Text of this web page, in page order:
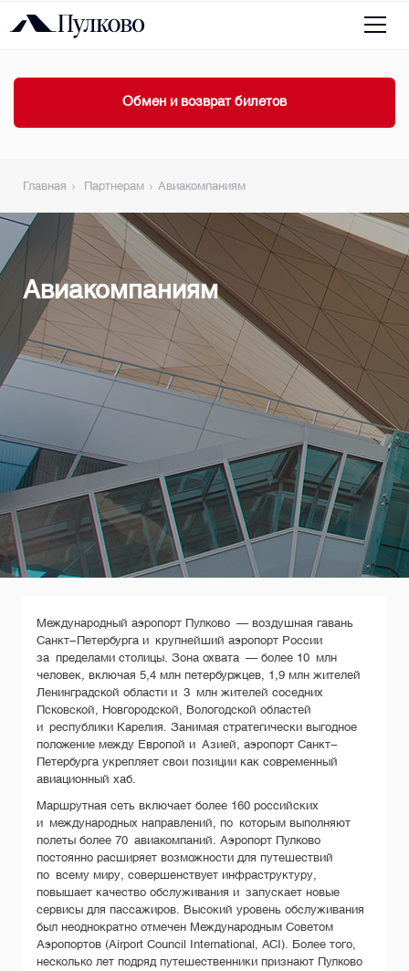
Обмен и возврат билетов
Главная Партнерам Авиакомпаниям
Авиакомпаниям
Международный аэропорт Пулково — воздушная гавань
Санкт-Петербурга и крупнейший аэропорт России
за пределами столицы. Зона охвата — более 10 млн
человек, включая 5,4 млн петербуржцев, 1,9 млн жителей
Ленинградской области и 3 млн жителей соседних
Псковской, Новгородской, Вологодской областей
и республики Карелия. Занимая стратегически выгодное
положение между Европой и Азией, аэропорт Санкт-
Петербурга укрепляет свои позиции как современный
авиационный хаб.
Маршрутная сеть включает более 160 российских
и международных направлений, по которым выполняют
полеты более 70 авиакомпаний. Аэропорт Пулково
постоянно расширяет возможности для путешествий
по всему миру, совершенствует инфраструктуру,
повышает качество обслуживания и запускает новые
сервисы для пассажиров. Высокий уровень обслуживания
был неоднократно отмечен Международным Советом
Аэропортов (Airport Council International, ACI). Более того,
несколько лет подряд путешественники признают Пулково